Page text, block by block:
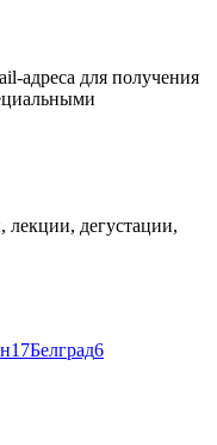
адреса для получения
лекции, дегустации,
17Белград6